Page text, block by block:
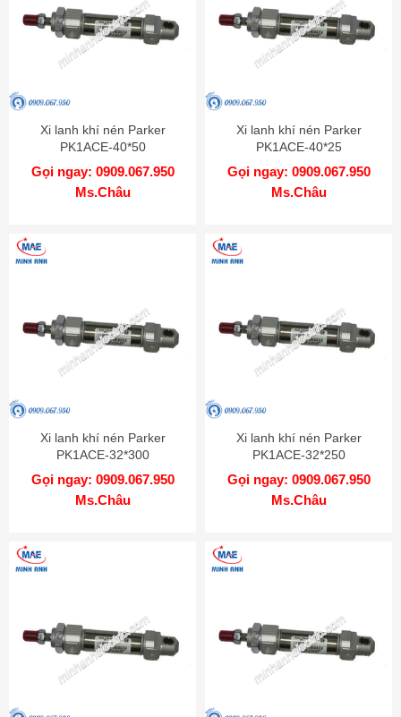
Xi lanh khí nén Parker
PK1ACE-40*50
Gọi ngay: 0909.067.950
Ms.Châu
Xi lanh khí nén Parker
PK1ACE-40*25
Gọi ngay: 0909.067.950
Ms.Châu
Xi lanh khí nén Parker
PK1ACE-32*300
Gọi ngay: 0909.067.950
Ms.Châu
Xi lanh khí nén Parker
PK1ACE-32*250
Gọi ngay: 0909.067.950
Ms.Châu